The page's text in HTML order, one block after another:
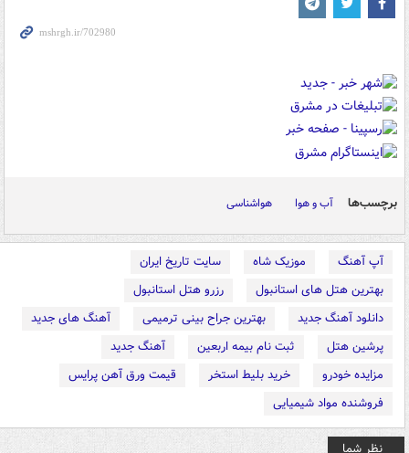
برچسب‌ها آب و هوا هواشناسی
آپ آهنگ موزیک شاه
سایت تاریخ ایران
بهترین هتل های استانبول
رزرو هتل استانبول
دانلود آهنگ جدید
بهترین جراح بینی ترمیمی
آهنگ های جدید
پرشین هتل
ثبت نام بیمه اربعین
آهنگ جدید
مزایده خودرو
خرید بلیط استخر
قیمت ورق آهن پرایس
فروشنده مواد شیمیایی
نظر شما